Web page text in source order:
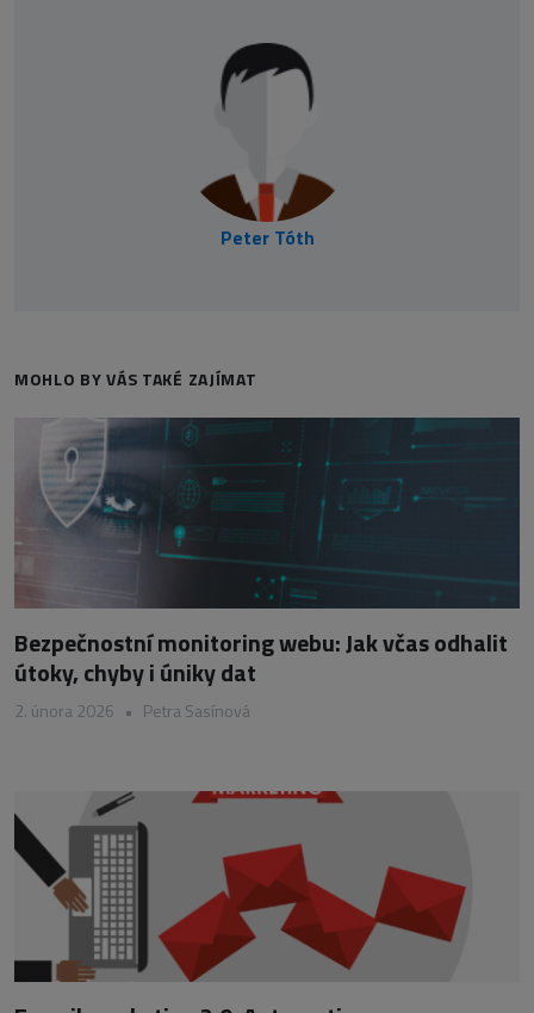
Peter Tóth
MOHLO BY VÁS TAKÉ ZAJÍMAT
Bezpečnostní monitoring webu: Jak včas odhalit
útoky, chyby i úniky dat
2. února 2026 • Petra Sasínová